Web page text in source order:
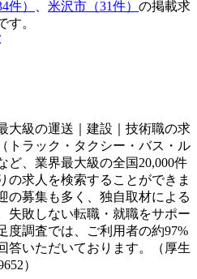
件） 米沢市（31件） の掲載求
す。
大級の運送｜建設｜技術職の求
トラック・タクシー・バス・ル
ど、業界最大級の全国20,000件
の求人を検索することができま
の募集も多く、独自取材による
失敗しない転職・就職をサポー
度調査では、ご利用者の約97%
答いただいております。（厚生
）